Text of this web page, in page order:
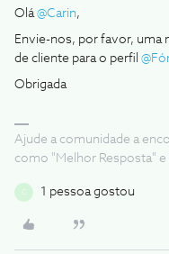
Olá@Carin,
Envie-nos, por favor, uma
de cliente para o perfil
Obrigada
Ajude a comunidade a
como "Melhor Resposta"
1 pessoa gostou